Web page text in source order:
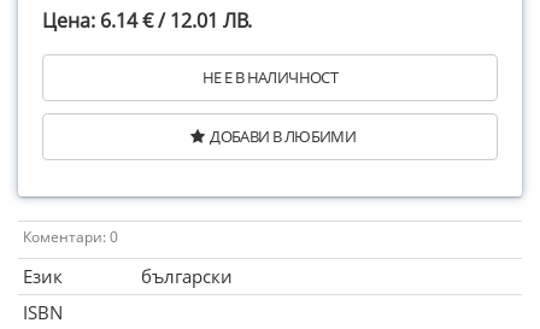
Цена: 6.14 € / 12.01 ЛВ.
НЕ Е В НАЛИЧНОСТ
ДОБАВИ В ЛЮБИМИ
Коментари: 0
Език
български
ISBN